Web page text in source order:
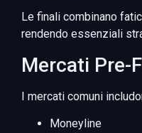
Le finali combinano
rendendo essenziali
Mercati Pre-
I mercati comuni
Moneyline